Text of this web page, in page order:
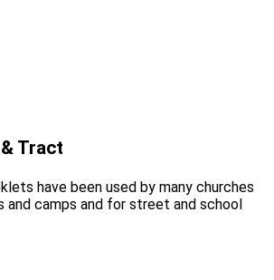
Tract
have been used by many churches
and camps and for street and school